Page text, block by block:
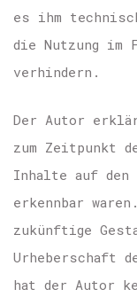
es ihm
die Nutzung
verhindern.
Der Autor
zum Zeitpunkt
Inhalte auf den
erkennbar
zukünftige
Urheberschaft
hat der Autor